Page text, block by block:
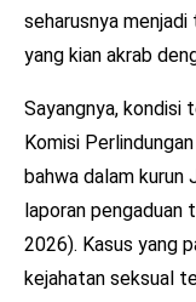
seharusnya
yang kian akrab
Sayangnya, kondisi
Komisi
bahwa dalam kurun
laporan pengaduan
2026). Kasus yang
kejahatan seksual